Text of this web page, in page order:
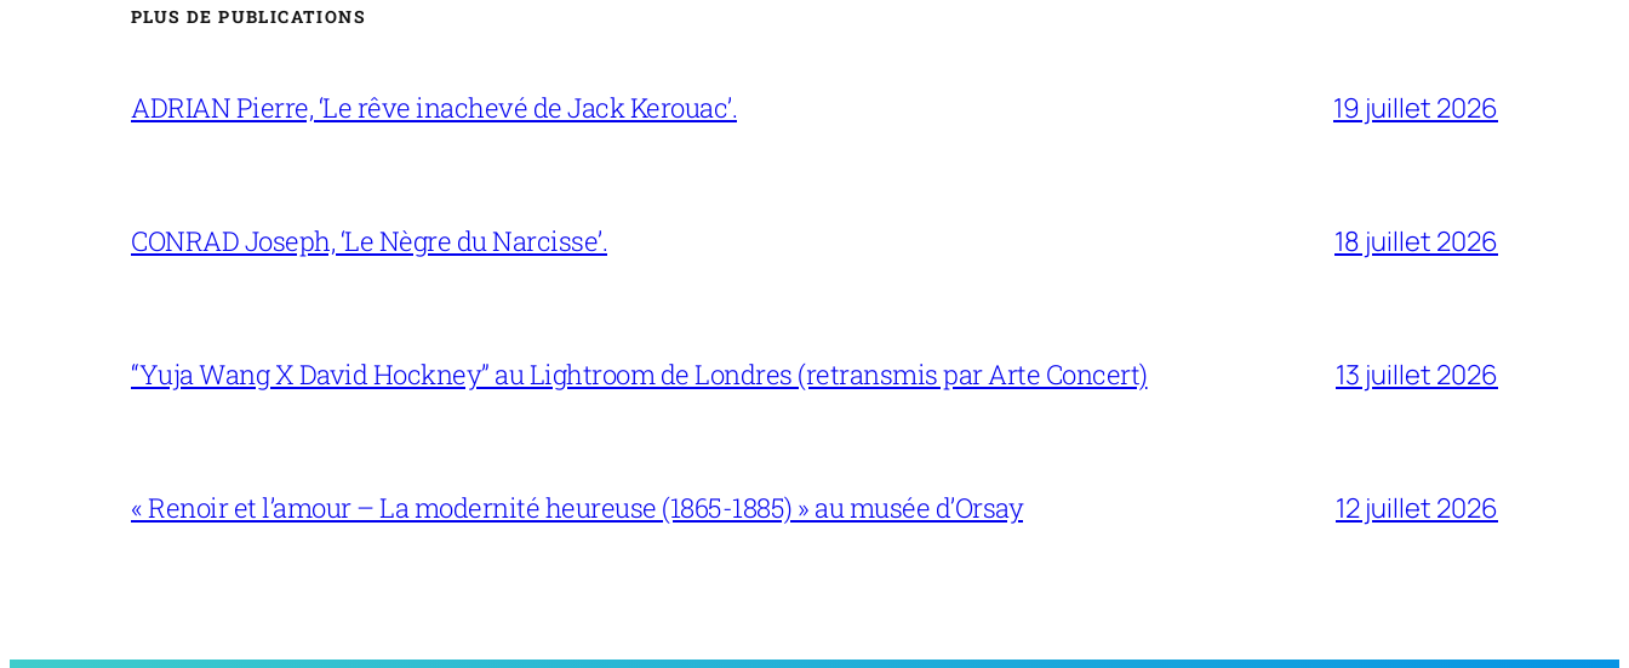
PLUS DE PUBLICATIONS
ADRIAN Pierre, ‘Le rêve inachevé de Jack Kerouac’. 19 juillet 2026
CONRAD Joseph, ‘Le Nègre du Narcisse’. 18 juillet 2026
“Yuja Wang X David Hockney” au Lightroom de Londres (retransmis par Arte Concert) 13 juillet 2026
« Renoir et l’amour – La modernité heureuse (1865-1885) » au musée d’Orsay 12 juillet 2026